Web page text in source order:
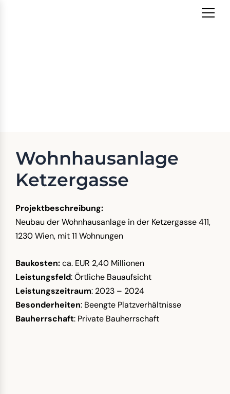
Wohnhausanlage
Ketzergasse
Projektbeschreibung:
Neubau der Wohnhausanlage in der Ketzergasse 411,
1230 Wien, mit 11 Wohnungen
Baukosten:ca. EUR 2,40 Millionen
Leistungsfeld: Örtliche Bauaufsicht
Leistungszeitraum: 2023 – 2024
Besonderheiten: Beengte Platzverhältnisse
Bauherrschaft: Private Bauherrschaft